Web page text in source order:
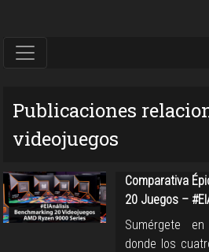
Publicaciones
videojuegos
Comparativa
20 Juegos –
Sumérgete
donde los